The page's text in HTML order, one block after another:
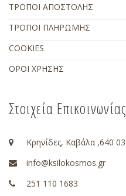
ΤΡΟΠΟΙ ΑΠΟΣΤΟΛΗΣ
ΤΡΟΠΟΙ ΠΛΗΡΩΜΗΣ
COOKIES
ΟΡΟΙ ΧΡΗΣΗΣ
Στοιχεία Επικοινωνίας
Κρηνίδες, Καβάλα ,640 03
info@ksilokosmos.gr
251 110 1683